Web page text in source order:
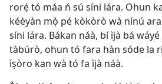
rorẹ́ tó máa ń sú síni lára. Ohun
kéèyàn mọ̀ pé kòkòrò wà nínú
síni lára. Bákan náà, bí ìjà bá
tàbúrò, ohun tó fara hàn sóde la
ìṣòro kan wà tó fa ìjà náà.